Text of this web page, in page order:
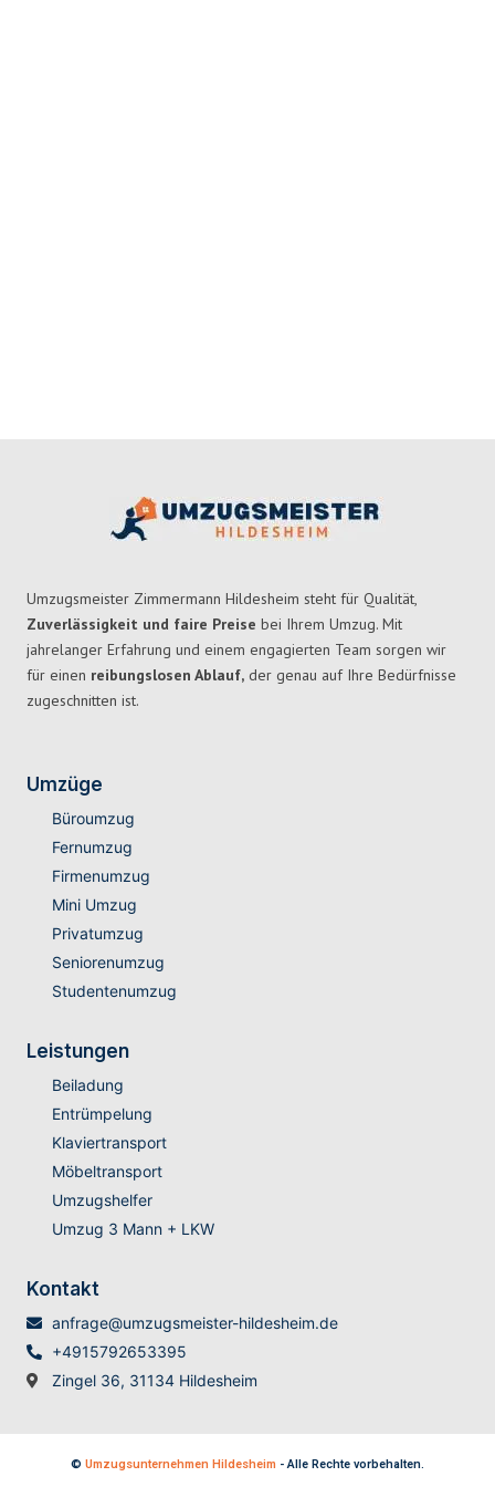
Umzugsmeister Zimmermann Hildesheim steht für Qualität,
Zuverlässigkeit und faire Preise bei Ihrem Umzug. Mit
jahrelanger Erfahrung und einem engagierten Team sorgen wir
für einen reibungslosen Ablauf, der genau auf Ihre Bedürfnisse
zugeschnitten ist.
Umzüge
Büroumzug
Fernumzug
Firmenumzug
Mini Umzug
Privatumzug
Seniorenumzug
Studentenumzug
Leistungen
Beiladung
Entrümpelung
Klaviertransport
Möbeltransport
Umzugshelfer
Umzug 3 Mann + LKW
Kontakt
anfrage@umzugsmeister-hildesheim.de
+4915792653395
Zingel 36, 31134 Hildesheim
© Umzugsunternehmen Hildesheim - Alle Rechte vorbehalten.